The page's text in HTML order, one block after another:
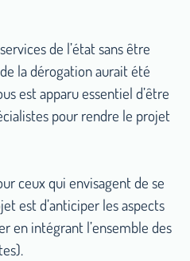
de l’état sans être
la dérogation aurait été
est apparu essentiel d’être
pour rendre le projet
ceux qui envisagent de se
est d’anticiper les aspects
en intégrant l’ensemble des